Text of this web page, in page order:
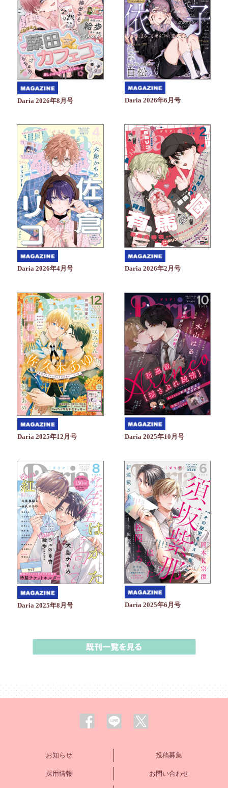
Daria 2026年8月号 Daria 2026年6月号
Daria 2026年4月号 Daria 2026年2月号
Daria 2025年12月号 Daria 2025年10月号
Daria 2025年8月号 Daria 2025年6月号
お知らせ 投稿募集
採用情報 お問い合わせ